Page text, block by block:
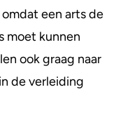
een arts de
moet kunnen
ook graag naar
de verleiding